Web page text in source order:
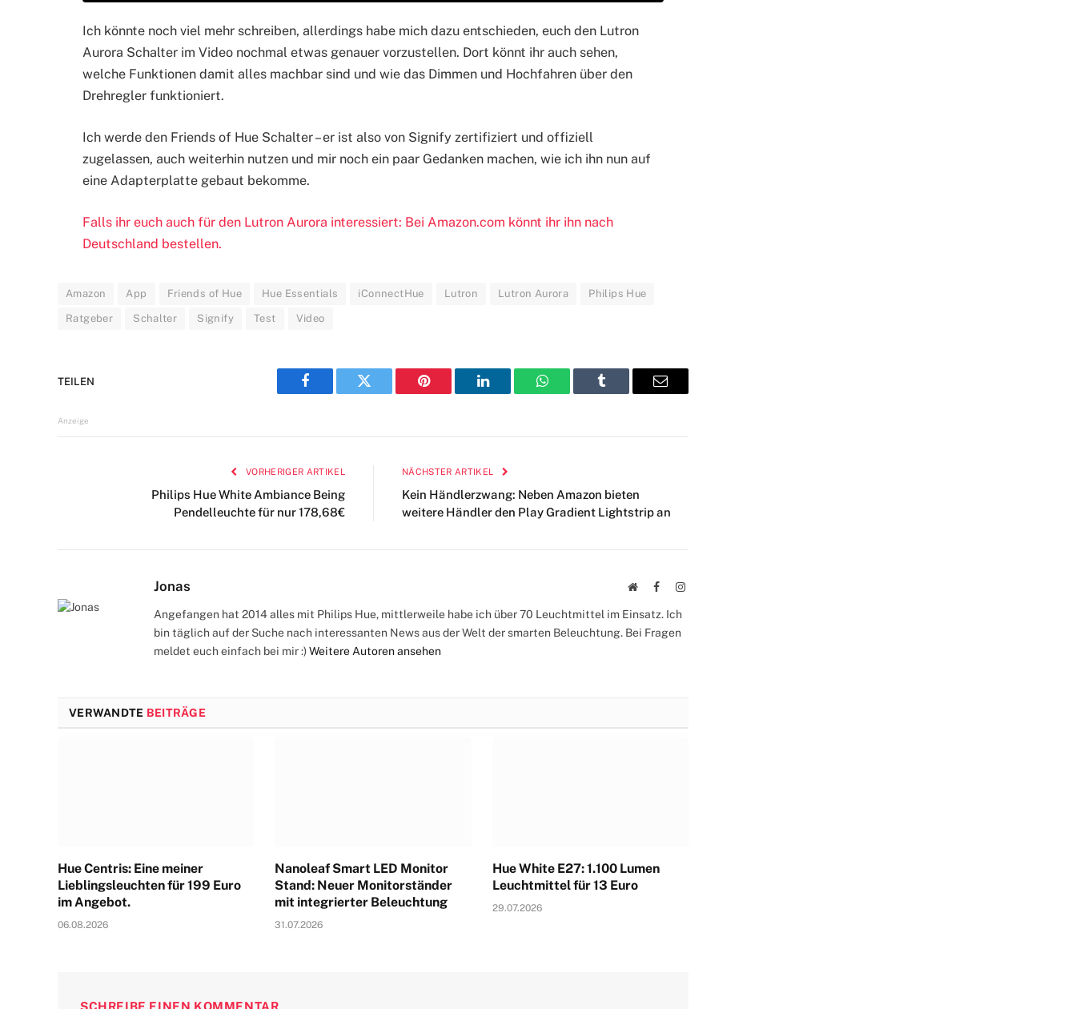
Ich könnte noch viel mehr schreiben, allerdings habe mich dazu entschieden, euch den Lutron
Aurora Schalter im Video nochmal etwas genauer vorzustellen. Dort könnt ihr auch sehen,
welche Funktionen damit alles machbar sind und wie das Dimmen und Hochfahren über den
Drehregler funktioniert.
Ich werde den Friends of Hue Schalter – er ist also von Signify zertifiziert und offiziell
zugelassen, auch weiterhin nutzen und mir noch ein paar Gedanken machen, wie ich ihn nun auf
eine Adapterplatte gebaut bekomme.
Falls ihr euch auch für den Lutron Aurora interessiert: Bei Amazon.com könnt ihr ihn nach
Deutschland bestellen.
Amazon App Friends of Hue Hue Essentials iConnectHue Lutron Lutron Aurora Philips Hue
Ratgeber Schalter Signify Test Video
TEILEN
Facebook Twitter Pinterest LinkedIn WhatsAppTumblr
E-
Anzeige
VORHERIGER ARTIKEL
Philips Hue White Ambiance Being
Pendelleuchte für nur 178,68€
NÄCHSTER ARTIKEL
Kein Händlerzwang: Neben Amazon bieten
weitere Händler den Play Gradient Lightstrip an
Jonas WebseiteFacebookInstagram
Angefangen hat 2014 alles mit Philips Hue, mittlerweile habe ich über 70 Leuchtmittel im Einsatz. Ich
bin täglich auf der Suche nach interessanten News aus der Welt der smarten Beleuchtung. Bei Fragen
meldet euch einfach bei mir :)Weitere Autoren ansehen
VERWANDTE BEITRÄGE
Hue Centris: Eine meiner
Lieblingsleuchten für 199 Euro
im Angebot.
06.08.2026
Nanoleaf Smart LED Monitor
Stand: Neuer Monitorständer
mit integrierter Beleuchtung
31.07.2026
Hue White E27: 1.100 Lumen
Leuchtmittel für 13 Euro
29.07.2026